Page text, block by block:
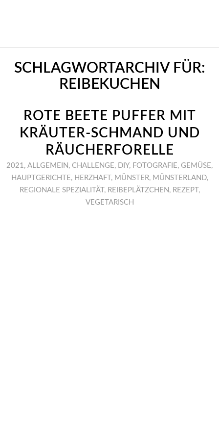
SCHLAGWORTARCHIV FÜR:
REIBEKUCHEN
ROTE BEETE PUFFER MIT
KRÄUTER-SCHMAND UND
RÄUCHERFORELLE
2021, ALLGEMEIN , CHALLENGE, DIY, FOTOGRAFIE, GEMÜSE,
HAUPTGERICHTE, HERZHAFT , MÜNSTER, MÜNSTERLAND,
REGIONALE SPEZIALITÄT , REIBEPLÄTZCHEN , REZEPT ,
VEGETARISCH